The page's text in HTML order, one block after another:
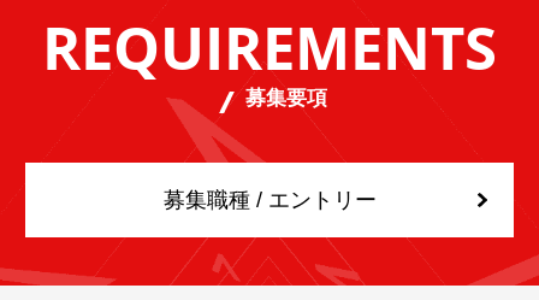
REQUIREMENTS
募集要項
募集職種 / エントリー